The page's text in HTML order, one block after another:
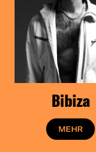
Künstlerin in
erreicht sie
die
Tour. Die
und
sowie der
Awards. Im
ausverkaufte
für
Bibiza
MEHR